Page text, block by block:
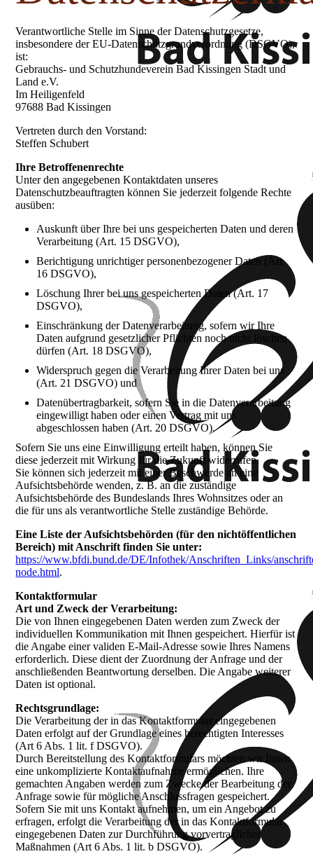
Verantwortliche Stelle im Sinne der Datenschutzgesetze,
insbesondere der EU-Datenschutzgrundverordnung (DSGVO),
ist:
Gebrauchs- und Schutzhundeverein Bad Kissingen Stadt und
Land e.V.
Im Heiligenfeld
97688 Bad Kissingen
Vertreten durch den Vorstand:
Steffen Schubert
Ihre Betroffenenrechte
Unter den angegebenen Kontaktdaten unseres
Datenschutzbeauftragten können Sie jederzeit folgende Rechte
ausüben:
Auskunft über Ihre bei uns gespeicherten Daten und deren
Verarbeitung (Art. 15 DSGVO),
Berichtigung unrichtiger personenbezogener Daten (Art.
16 DSGVO),
Löschung Ihrer bei uns gespeicherten Daten (Art. 17
DSGVO),
Einschränkung der Datenverarbeitung, sofern wir Ihre
Daten aufgrund gesetzlicher Pflichten noch nicht löschen
dürfen (Art. 18 DSGVO),
Widerspruch gegen die Verarbeitung Ihrer Daten bei uns
(Art. 21 DSGVO) und
Datenübertragbarkeit, sofern Sie in die Datenverarbeitung
eingewilligt haben oder einen Vertrag mit uns
abgeschlossen haben (Art. 20 DSGVO).
Sofern Sie uns eine Einwilligung erteilt haben, können Sie
diese jederzeit mit Wirkung für die Zukunft widerrufen.
Sie können sich jederzeit mit einer Beschwerde an eine
Aufsichtsbehörde wenden, z. B. an die zuständige
Aufsichtsbehörde des Bundeslands Ihres Wohnsitzes oder an
die für uns als verantwortliche Stelle zuständige Behörde.
Eine Liste der Aufsichtsbehörden (für den nichtöffentlichen
Bereich) mit Anschrift finden Sie unter:
https://www.bfdi.bund.de/DE/Infothek/Anschriften_Links/
node.html.
Kontaktformular
Art und Zweck der Verarbeitung:
Die von Ihnen eingegebenen Daten werden zum Zweck der
individuellen Kommunikation mit Ihnen gespeichert. Hierfür ist
die Angabe einer validen E-Mail-Adresse sowie Ihres Namens
erforderlich. Diese dient der Zuordnung der Anfrage und der
anschließenden Beantwortung derselben. Die Angabe weiterer
Daten ist optional.
Rechtsgrundlage:
Die Verarbeitung der in das Kontaktformular eingegebenen
Daten erfolgt auf der Grundlage eines berechtigten Interesses
(Art 6 Abs. 1 lit. f DSGVO).
Durch Bereitstellung des Kontaktformulars möchten wir Ihnen
eine unkomplizierte Kontaktaufnahme ermöglichen. Ihre
gemachten Angaben werden zum Zwecke der Bearbeitung der
Anfrage sowie für mögliche Anschlussfragen gespeichert.
Sofern Sie mit uns Kontakt aufnehmen, um ein Angebot zu
erfragen, erfolgt die Verarbeitung der in das Kontaktformular
eingegebenen Daten zur Durchführung vorvertraglicher
Maßnahmen (Art 6 Abs. 1 lit. b DSGVO).